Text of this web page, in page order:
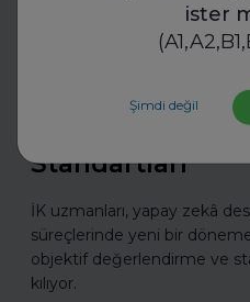
ister
Şimdi değil
İK
Yapay Zekâ ile
Standartları
İK uzmanları, yapay zekâ
süreçlerinde yeni bir
objektif değerlendirme ve
kılıyor.